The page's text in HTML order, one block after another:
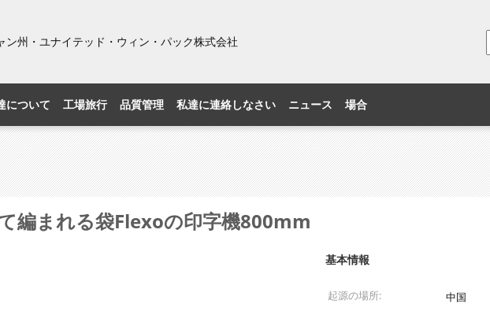
ン州・ユナイテッド・ウィン・パック株式会社
について 工場旅行 品質管理 私達に連絡しなさい ニュース 場合
編まれる袋Flexoの印字機800mm
基本情報
起源の場所:
中国